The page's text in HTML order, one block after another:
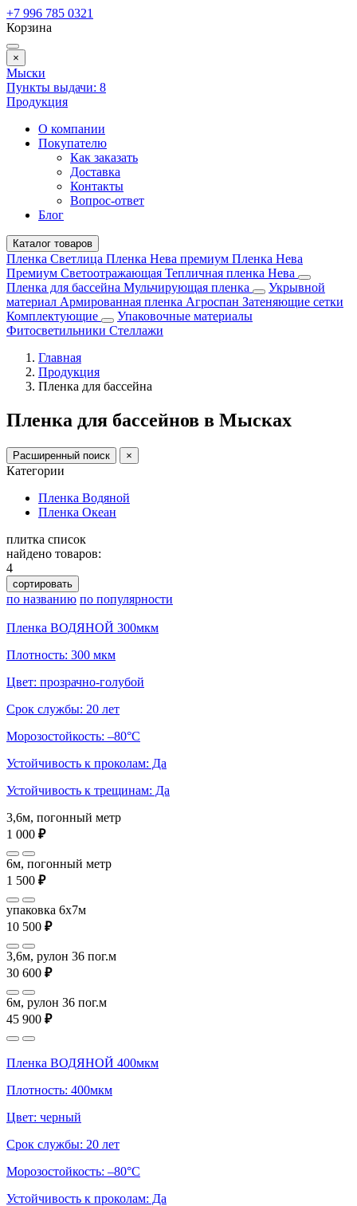
+7 996 785 0321
Корзина
×
Мыски
Пункты выдачи: 8
Продукция
О компании
Покупателю
Как заказать
Доставка
Контакты
Вопрос-ответ
Блог
Каталог товаров
Пленка Светлица Пленка Нева премиум Пленка Нева
Премиум Светоотражающая Тепличная пленка Нева
Пленка для бассейна Мульчирующая пленка
Укрывной
материал Армированная пленка Агроспан Затеняющие сетки
Комплектующие
Упаковочные материалы
Фитосветильники Стеллажи
Главная
Продукция
Пленка для бассейна
Пленка для бассейнов в Мысках
Расширенный поиск ×
Категории
Пленка Водяной
Пленка Океан
плитка список
найдено товаров:
4
сортировать
по названию по популярности
Пленка ВОДЯНОЙ 300мкм
Плотность: 300 мкм
Цвет: прозрачно-голубой
Срок службы: 20 лет
Морозостойкость: –80°С
Устойчивость к проколам: Да
Устойчивость к трещинам: Да
3,6м, погонный метр
1 000 ₽
6м, погонный метр
1 500 ₽
упаковка 6x7м
10 500 ₽
3,6м, рулон 36 пог.м
30 600 ₽
6м, рулон 36 пог.м
45 900 ₽
Пленка ВОДЯНОЙ 400мкм
Плотность: 400мкм
Цвет: черный
Срок службы: 20 лет
Морозостойкость: –80°С
Устойчивость к проколам: Да